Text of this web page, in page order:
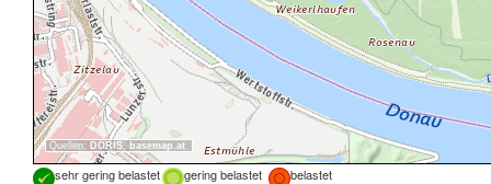
Quellen: DORIS, basemap.at
sehr gering belastet gering belastet
belastet